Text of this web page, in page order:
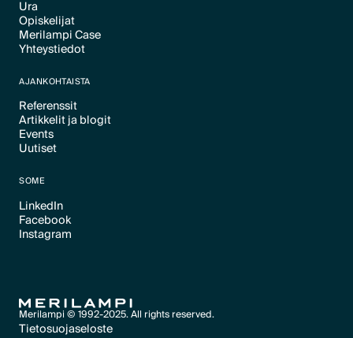
Text Link
Ura
Text Link
Opiskelijat
Text Link
Merilampi Case
Text Link
Yhteystiedot
AJANKOHTAISTA
Referenssit
Text Link
Artikkelit ja blogit
Text Link
Events
Text Link
Uutiset
SOME
LinkedIn
Text Link
Facebook
Text Link
Instagram
Merilampi © 1992-2025. All rights reserved.
Tietosuojaseloste